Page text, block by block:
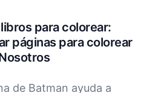
para colorear:
páginas para colorear
de Batman ayuda a